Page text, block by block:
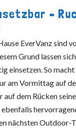
–
EverVanz sind
Grund lassen
einsetzen. So
am Vormittag auf
auf dem Rücken
nächsten Outdoor-